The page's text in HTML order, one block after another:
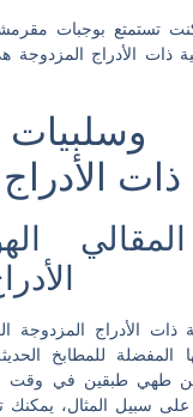
تستمتع بوجبات
ذات الأدراج
ذات
ذات الأدراج المزدوجة
المفضلة للمطابخ
طهي طبقين في وقت
سبيل المثال،